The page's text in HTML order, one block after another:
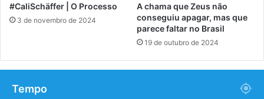
#CaliSchäffer | O Processo
3 de novembro de 2024
A chama que Zeus não
conseguiu apagar, mas que
parece faltar no Brasil
19 de outubro de 2024
Tempo